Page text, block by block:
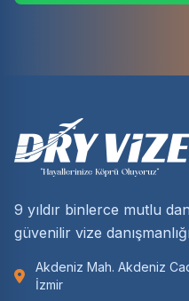
9 yıldır binlerce mutlu
güvenilir vize
Akdeniz Mah. Akdeniz
İzmir